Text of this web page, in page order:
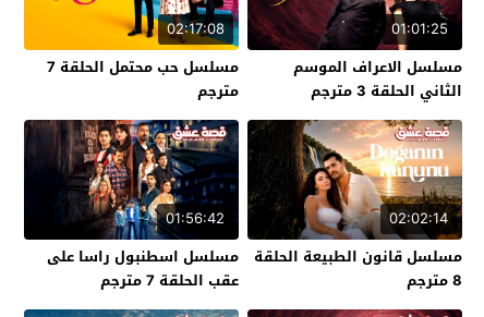
01:01:25
مسلسل الاعراف الموسم
الثاني الحلقة 3 مترجم
02:17:08
مسلسل حب محتمل الحلقة 7
مترجم
02:02:14
مسلسل قانون الطبيعة الحلقة
8 مترجم
01:56:42
مسلسل اسطنبول راسا على
عقب الحلقة 7 مترجم